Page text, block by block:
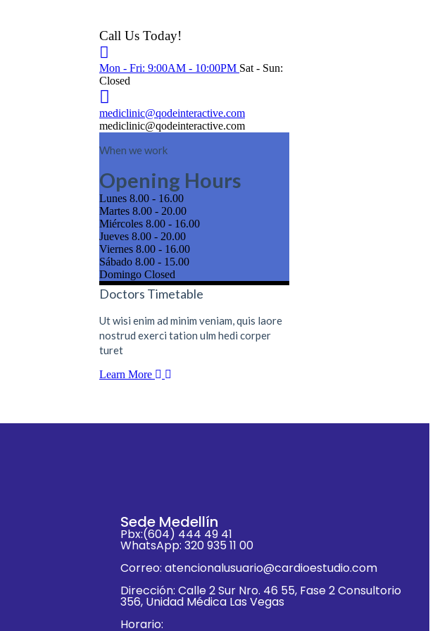
Call Us Today!
Mon - Fri: 9:00AM - 10:00PM Sat - Sun:
Closed
mediclinic@qodeinteractive.com
mediclinic@qodeinteractive.com
When we work
Opening Hours
Lunes 8.00 - 16.00
Martes 8.00 - 20.00
Miércoles 8.00 - 16.00
Jueves 8.00 - 20.00
Viernes 8.00 - 16.00
Sábado 8.00 - 15.00
Domingo Closed
Doctors Timetable
Ut wisi enim ad minim veniam, quis laore
nostrud exerci tation ulm hedi corper
turet
Learn More
Sede Medellín
Pbx:(604) 444 49 41
WhatsApp: 320 935 11 00
Correo: atencionalusuario@cardioestudio.com
Dirección: Calle 2 Sur Nro. 46 55, Fase 2 Consultorio
356, Unidad Médica Las Vegas
Horario: